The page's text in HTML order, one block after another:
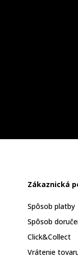
Zákaznická
Spôsob platby
Spôsob
Click&Collect
Vrátenie